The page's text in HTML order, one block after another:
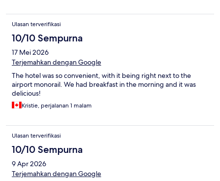
Ulasan terverifikasi
10/10 Sempurna
17 Mei 2026
Terjemahkan dengan Google
The hotel was so convenient, with it being right next to the
airport monorail. We had breakfast in the morning and it was
delicious!
Kristie, perjalanan 1 malam
Ulasan terverifikasi
10/10 Sempurna
9 Apr 2026
Terjemahkan dengan Google